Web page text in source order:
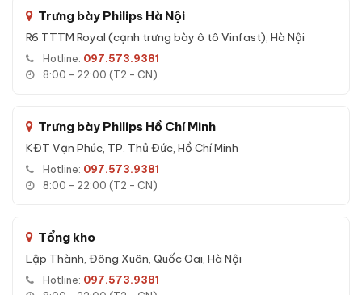
Vận chuyển nhanh HN/HCM 24h
đặt và hướng dẫn sử dụng miễn phí.
Tính năng Két sắt Aifeibao HK-A1D-60-
Tính năng đáng giá của Két sắt Aifeibao HK-A1D-60-TLB
App điện thoại vân tay chính hãngmà bạn nên biết trước
khi mua:
hoạn.
Chống phá cơ học:Hệ thống chốt thép đa hướng, chống
khoan, chống cắt, chống đục phá.
Trưng bày Philips Hà Nội
R6 TTTM Royal (cạnh trưng bày ô tô Vinfast), Hà Nội
Hotline: 097.573.9381
8:00 - 22:00 (T2 - CN)
Trưng bày Philips Hồ Chí Minh
KĐT Vạn Phúc, TP. Thủ Đức, Hồ Chí Minh
Hotline: 097.573.9381
8:00 - 22:00 (T2 - CN)
Tổng kho
Lập Thành, Đông Xuân, Quốc Oai, Hà Nội
Hotline: 097.573.9381